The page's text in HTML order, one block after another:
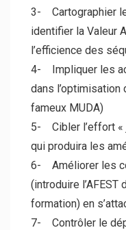
3- Cartographier
identifier la Valeur
l’efficience des
4- Impliquer les
dans
fameux MUDA)
5- Cibler l’effort «
qui produira les
6- Améliorer les
(introduire
formation) en
7- Contrôler le